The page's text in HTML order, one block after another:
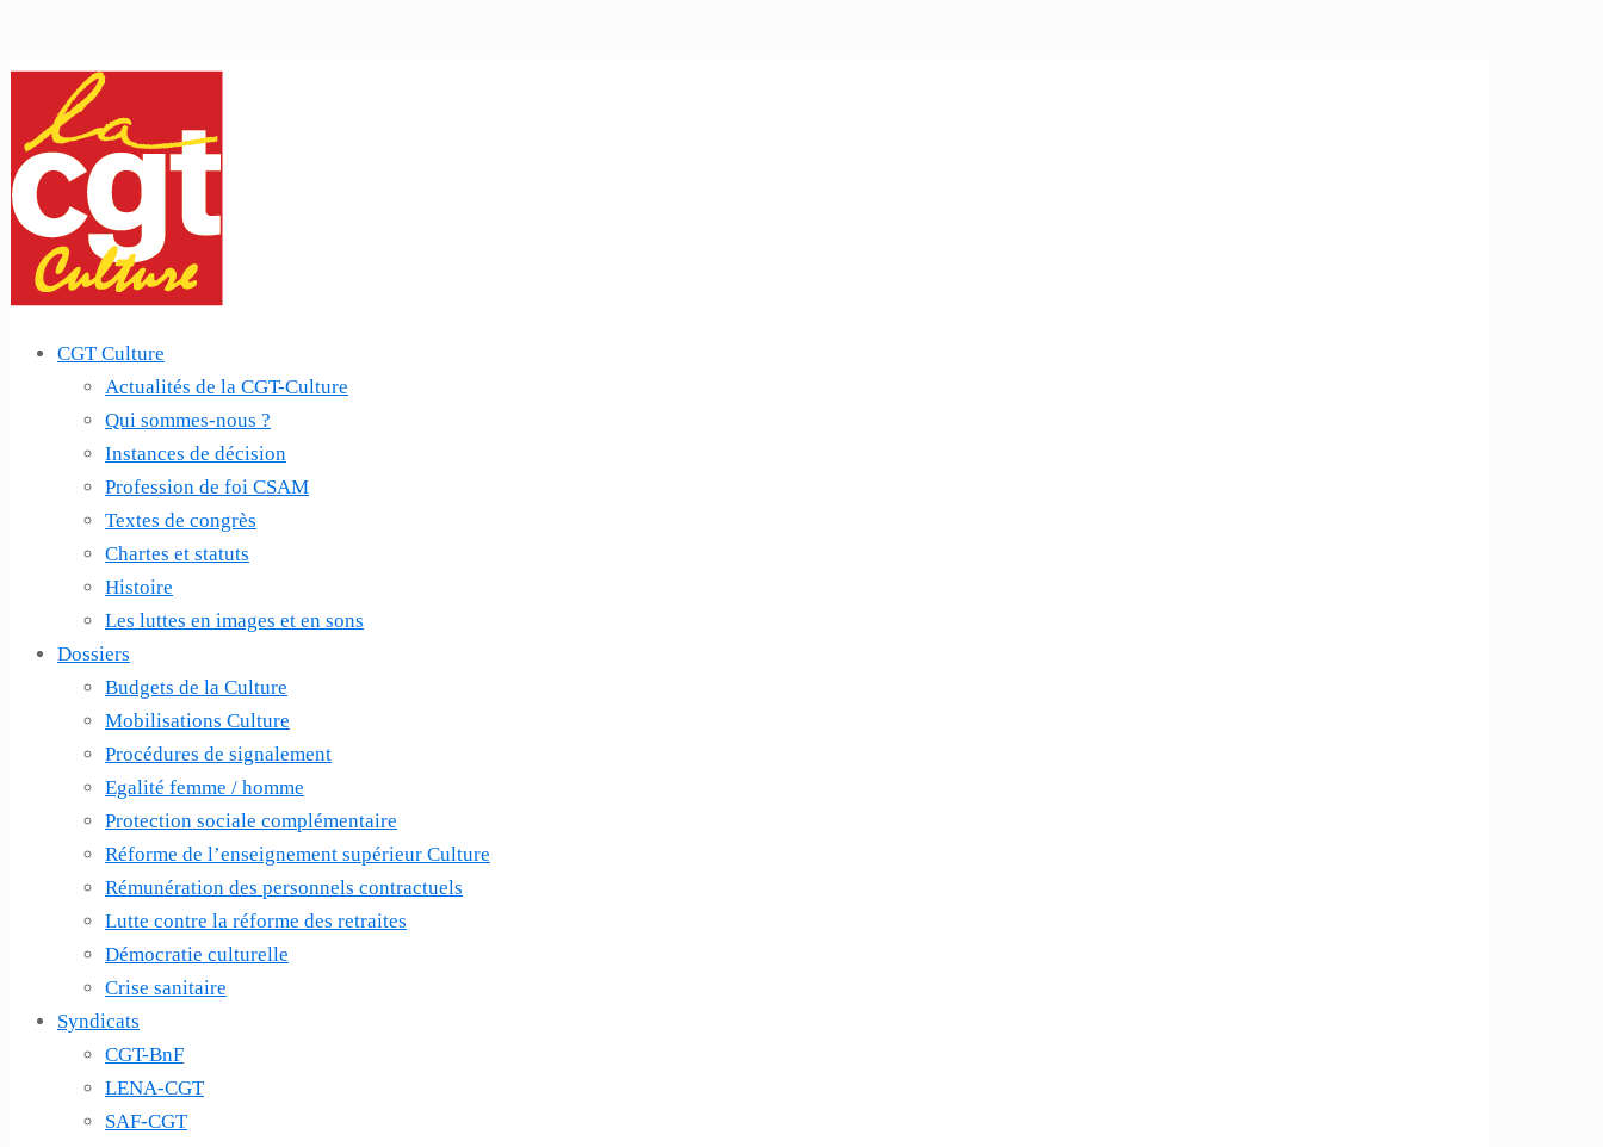
CGT Culture
Actualités de la CGT-Culture
Qui sommes-nous ?
Instances de décision
Profession de foi CSAM
Textes de congrès
Chartes et statuts
Histoire
Les luttes en images et en sons
Dossiers
Budgets de la Culture
Mobilisations Culture
Procédures de signalement
Egalité femme / homme
Protection sociale complémentaire
Réforme de l’enseignement supérieur Culture
Rémunération des personnels contractuels
Lutte contre la réforme des retraites
Démocratie culturelle
Crise sanitaire
Syndicats
CGT-BnF
LENA-CGT
SAF-CGT